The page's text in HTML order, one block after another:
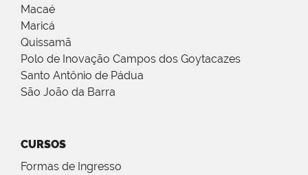
Macaé
Maricá
Quissamã
Polo de Inovação Campos dos Goytacazes
Santo Antônio de Pádua
São João da Barra
CURSOS
Formas de Ingresso